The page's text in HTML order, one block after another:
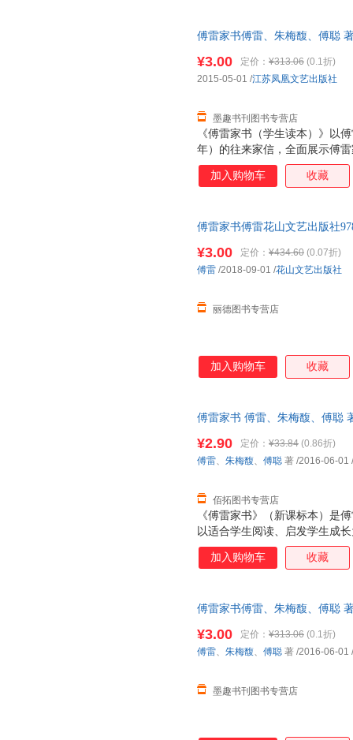
傅雷家书傅雷、朱梅馥、傅聪
《傅雷家书（学生读本）》以
年）的往来家信，全面展示傅
的家书是在傅聪当学生时所写
聪家信对照阅读，则家书语境
家信为版权，2017年不随傅雷
¥3.00 定价： ¥313.06 (0.1折)
墨趣书刊图书专营店
2015-05-01 /江苏凤凰文艺出版社
加入购物车 收藏
傅雷家书傅雷花山文艺出版社
¥3.00 定价： ¥434.60 (0.07折)
丽德图书专营店
傅雷 /2018-09-01 /花山文艺出版社
加入购物车 收藏
傅雷家书 傅雷、朱梅馥、傅聪
《傅雷家书》（新课标本）是
以适合学生阅读、启发学生成
展现傅雷先生循循善诱的教育
版本，减少了冗长的关于艺术
让他们在感动之余学到很多，
它是亲子交流的珍贵典范。无
通。 《傅雷家书》（新课标本
¥2.90 定价： ¥33.84 (0.86折)
佰拓图书专营店
傅雷、 朱梅馥、 傅聪 著 /2016-06-01 /
加入购物车 收藏
傅雷家书傅雷、朱梅馥、傅聪
¥3.00 定价： ¥313.06 (0.1折)
墨趣书刊图书专营店
傅雷、 朱梅馥、 傅聪 著 /2016-06-01 /